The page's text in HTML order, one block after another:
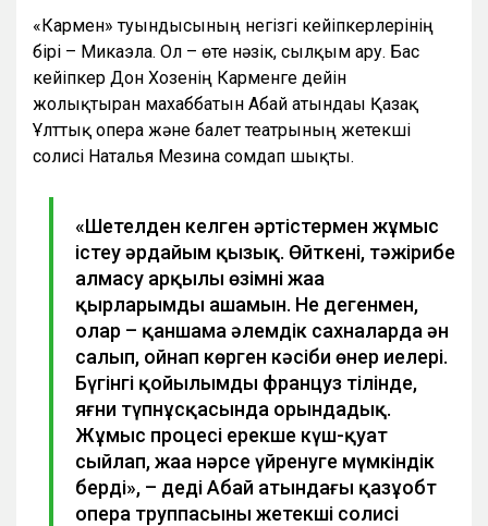
«Кармен» туындысының негізгі кейіпкерлерінің
бірі – Микаэла. Ол – өте нәзік, сылқым ару. Бас
кейіпкер Дон Хозенің Карменге дейін
жолықтырған махаббатын Абай атындағы Қазақ
Ұлттық опера және балет театрының жетекші
солисі Наталья Мезина сомдап шықты.
«Шетелден келген әртістермен жұмыс
істеу әрдайым қызық. Өйткені, тәжірибе
алмасу арқылы өзімнің жаңа
қырларымды ашамын. Не дегенмен,
олар – қаншама әлемдік сахналарда ән
салып, ойнап көрген кәсіби өнер иелері.
Бүгінгі қойылымды француз тілінде,
яғни түпнұсқасында орындадық.
Жұмыс процесі ерекше күш-қуат
сыйлап, жаңа нәрсе үйренуге мүмкіндік
берді», – деді Абай атындағы қазұобт
опера труппасының жетекші солисі